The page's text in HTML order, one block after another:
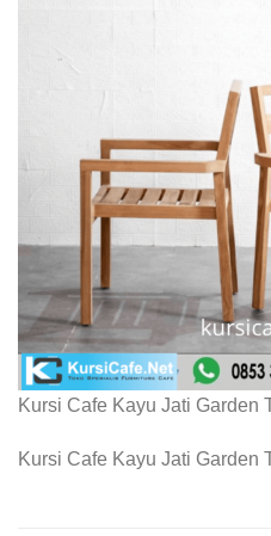
Kursi Cafe Kayu Jati Garden
Kursi Cafe Kayu Jati Garden